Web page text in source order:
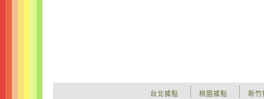
新竹
桃園據點
台北據點